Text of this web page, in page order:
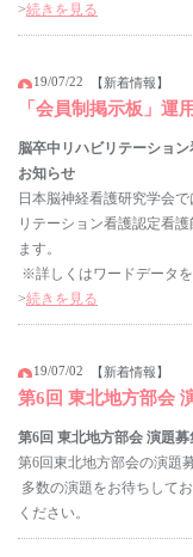
>続きを見る
19/07/22 【新着情報】
「会員制掲示板」運
脳卒中リハビリテーショ
お知らせ
日本脳神経看護研究学会
リテーション看護認定看
ます。
※詳しくはワードデータを
>続きを見る
19/07/02 【新着情報】
第6回 東北地方部会
第6回 東北地方部会 演題
第6回東北地方部会の演題
多数の演題をお待ちして
ください。